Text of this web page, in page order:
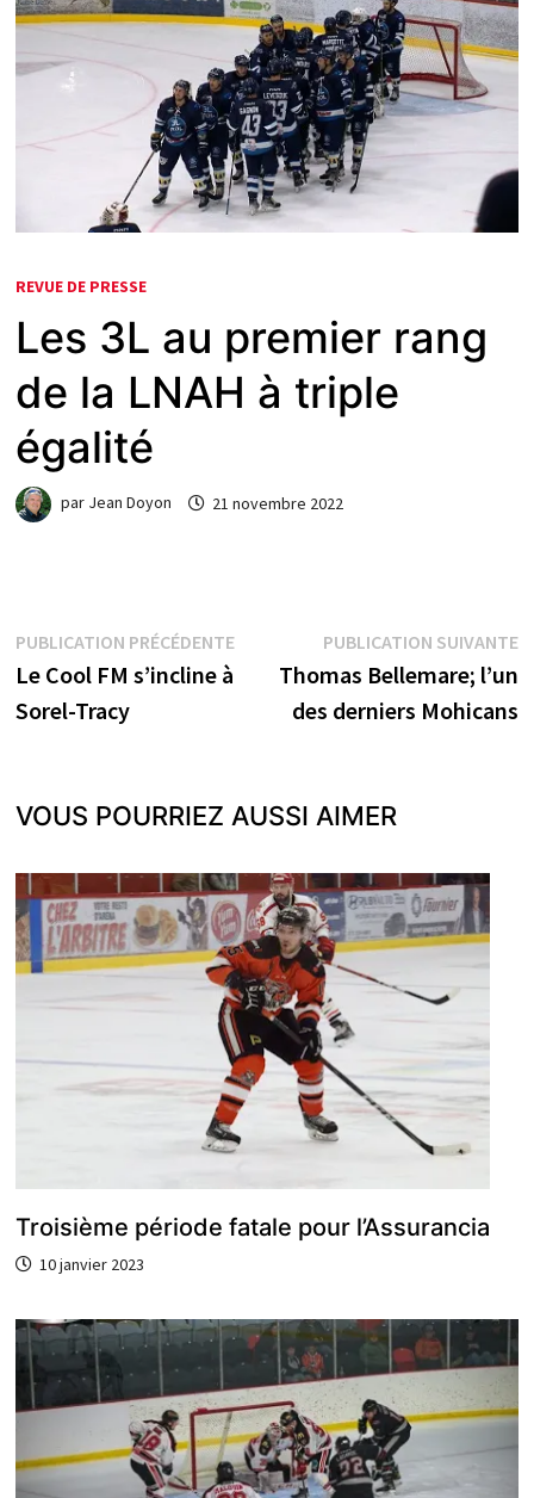
REVUE DE PRESSE
Les 3L au premier rang
de la LNAH à triple
égalité
par Jean Doyon 21 novembre 2022
Navigation
de
l’article
PUBLICATION PRÉCÉDENTEPublication
précédente :
Le Cool FM s’incline à
Sorel-Tracy
PUBLICATION SUIVANTE
Thomas Bellemare; l’un
des derniers Mohicans
VOUS POURRIEZ AUSSI AIMER
Troisième période fatale pour l’Assurancia
10 janvier 2023